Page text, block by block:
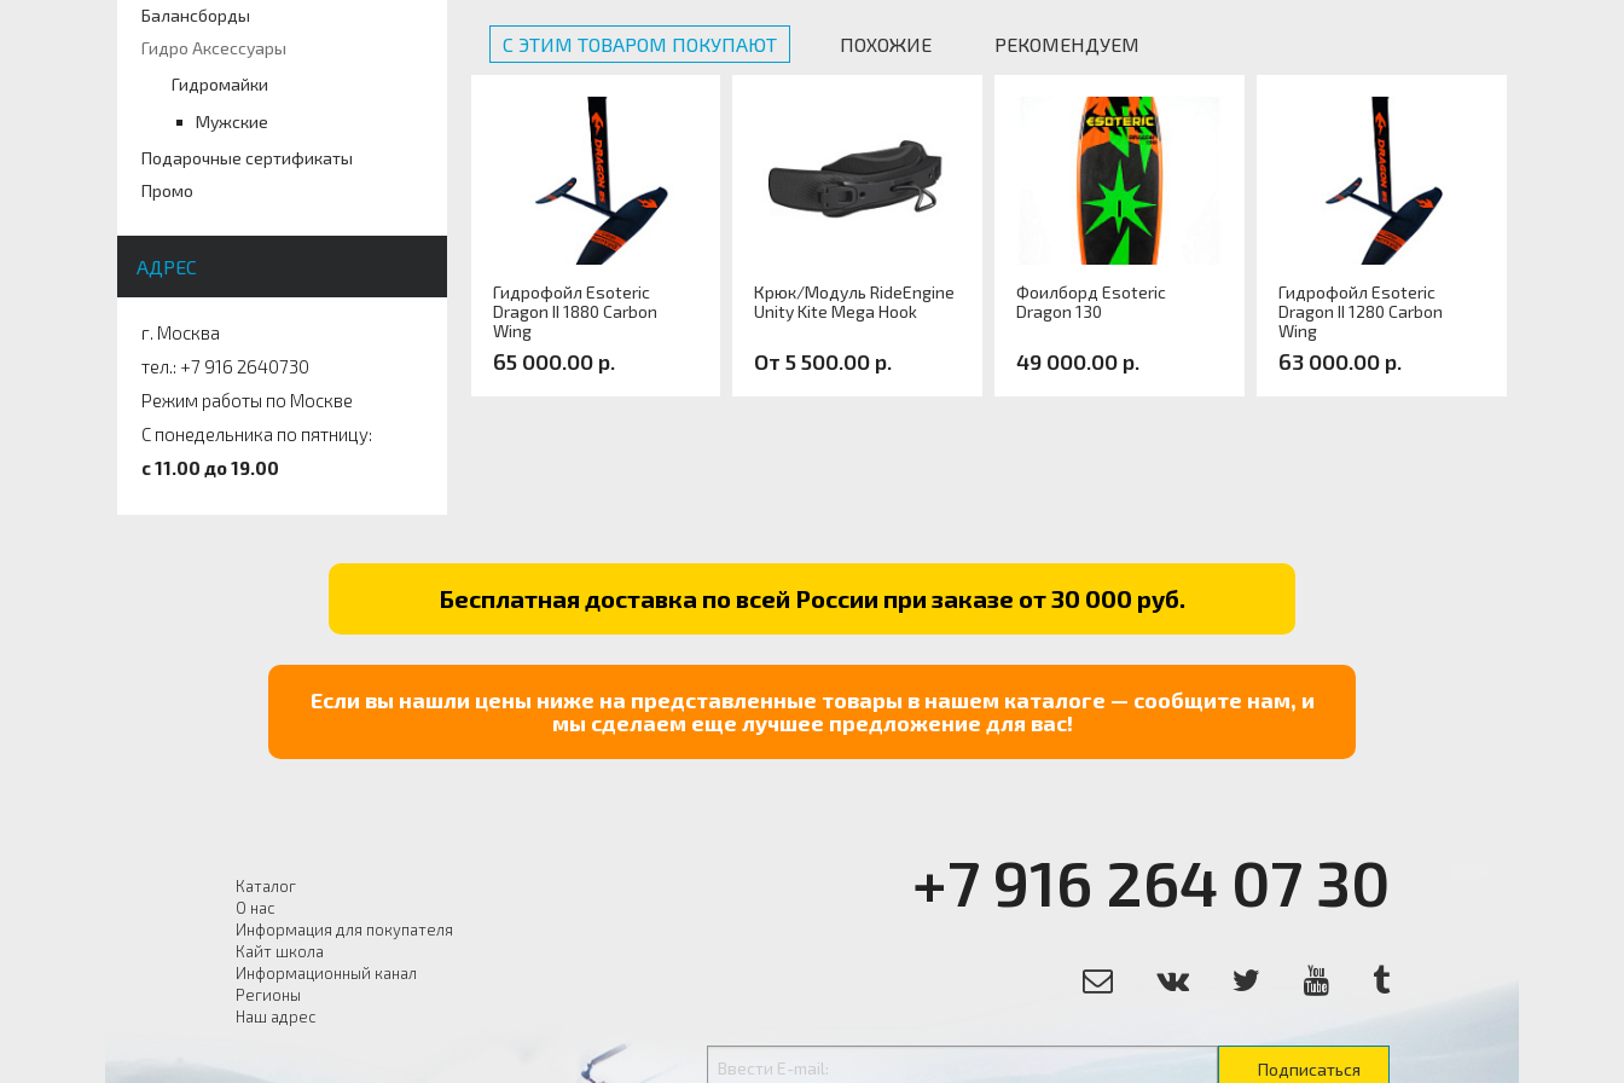
Балансборды
Гидро Аксессуары
Гидромайки
Мужские
Подарочные сертификаты
Промо
АДРЕС
г. Москва
тел.: +7 916 2640730
Режим работы по Москве
С понедельника по пятницу:
c 11.00 до 19.00
С ЭТИМ ТОВАРОМ ПОКУПАЮТ ПОХОЖИЕ РЕКОМЕНДУЕМ
Гидрофойл Esoteric
Dragon II 1880 Carbon
Wing
65 000.00 р.
Крюк/Модуль RideEngine
Unity Kite Mega Hook
От 5 500.00 р.
Фоилборд Esoteric
Dragon 130
49 000.00 р.
Гидрофойл Esoteric
Dragon II 1280 Carbon
Wing
63 000.00 р.
Бесплатная доставка по всей России при заказе от 30 000 руб.
Если вы нашли цены ниже на представленные товары в нашем каталоге — сообщите нам, и
мы сделаем еще лучшее предложение для вас!
Каталог
О нас
Информация для покупателя
Кайт школа
Информационный канал
Регионы
Наш адрес
+7 916 264 07 30
Подписаться